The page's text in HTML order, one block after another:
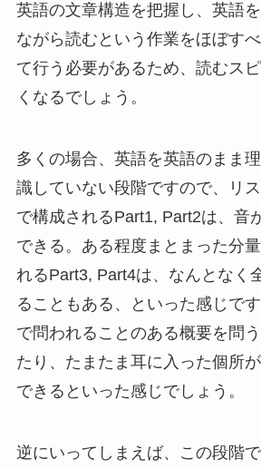
英語の文章構造を把握し、英語
ながら読むという作業をほぼす
て行う必要があるため、読むス
くなるでしょう。
多くの場合、英語を英語のまま
識していない段階ですので、リ
で構成されるPart1, Part2は、音
できる。ある程度まとまった分
れるPart3, Part4は、なんとなく
ることもある、といった感じで
で問われることのある概要を問
たり、たまたま耳に入った個所
できるといった感じでしょう。
逆にいってしまえば、この段階